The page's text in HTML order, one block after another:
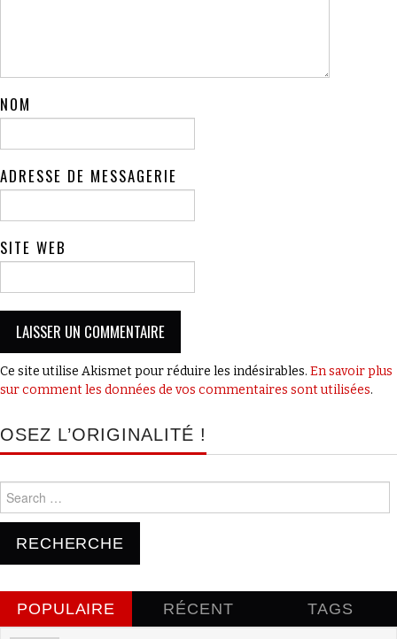
NOM
ADRESSE DE MESSAGERIE
SITE WEB
Ce site utilise Akismet pour réduire les indésirables. En savoir plus
sur comment les données de vos commentaires sont utilisées.
OSEZ L’ORIGINALITÉ !
Search for:
POPULAIRE RÉCENT TAGS